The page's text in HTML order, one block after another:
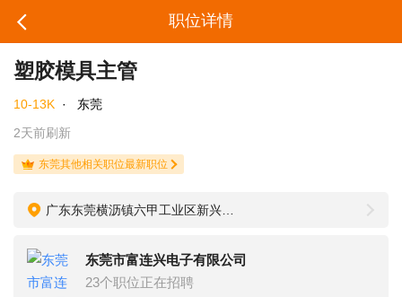
职位详情
塑胶模具主管
10-13K ·
东莞
2天前刷新
东莞其他相关职位最新职位
东莞市富连兴电子有限公司
23个职位正在招聘